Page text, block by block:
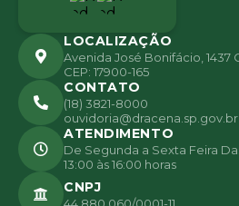
LOCALIZAÇÃO
Avenida José Bonifácio, 1437
CEP: 17900-165
CONTATO
(18) 3821-8000
ouvidoria@dracena.sp.gov.br
ATENDIMENTO
De Segunda a Sexta Feira
13:00 às 16:00 horas
CNPJ
44.880.060/0001-11